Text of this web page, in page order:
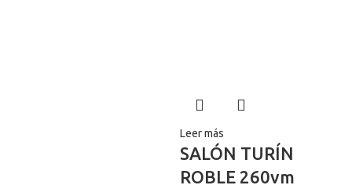
Leer más
SALÓN TURÍN
ROBLE 260vm